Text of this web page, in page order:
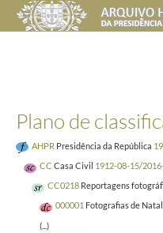
Plano de
AHPR Presidência da República
CC Casa Civil 1912-08-15/
CC0218 Reportagens
000001 Fotografias de
(...)